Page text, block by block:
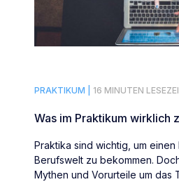
PRAKTIKUM | 16 MINUTEN
Was im Praktikum wirklich
Praktika sind wichtig, um einen
Berufswelt zu bekommen.
Mythen und Vorurteile um das